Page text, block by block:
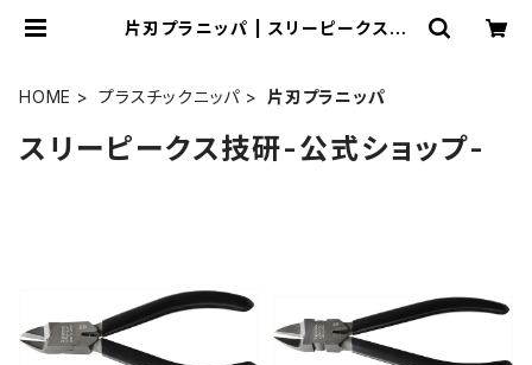
片刃プラニッパ | スリーピークス技
HOME プラスチックニッパ 片刃プラニッパ
スリーピークス技研-公式ショップ-